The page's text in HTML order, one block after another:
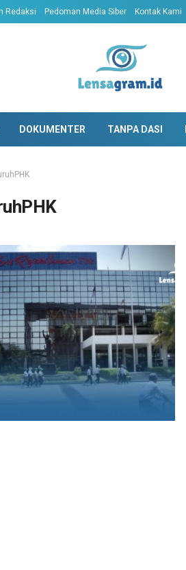
Redaksi Pedoman Media Siber Kontak Kami
DOKUMENTER TANPA DASI